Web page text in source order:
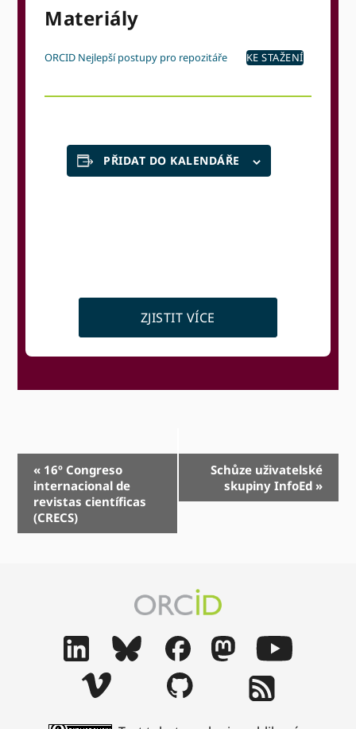
Materiály
ORCID Nejlepší postupy pro repozitáře KE STAŽENÍ
PŘIDAT DO KALENDÁŘE
ZJISTIT VÍCE
Navigace
událostí
« 16º Congreso
internacional de
revistas científicas
(CRECS)
Schůze uživatelské
skupiny InfoEd »